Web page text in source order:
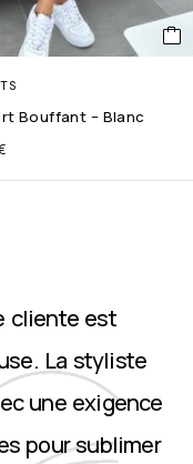
Bouffant – Blanc
cliente est
La styliste
une exigence
pour sublimer